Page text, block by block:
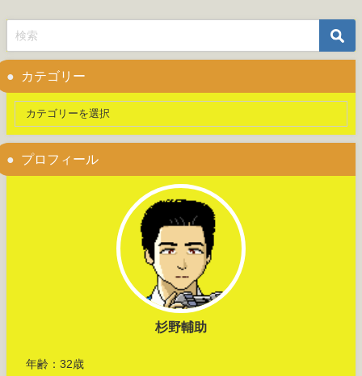
カテゴリー
プロフィール
杉野輔助
年齢：32歳